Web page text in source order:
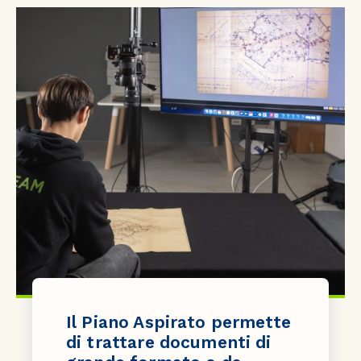
Il Piano Aspirato permette
di trattare documenti di